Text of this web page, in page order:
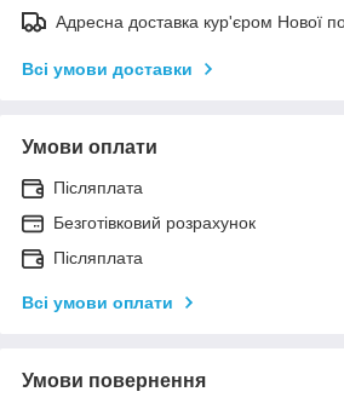
Адресна доставка кур'єром Нової
Всі умови доставки
Умови оплати
Післяплата
Безготівковий розрахунок
Післяплата
Всі умови оплати
Умови повернення